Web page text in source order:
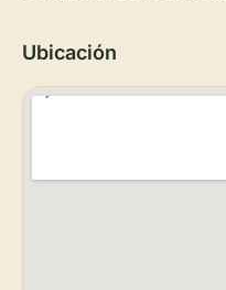
Ubicación